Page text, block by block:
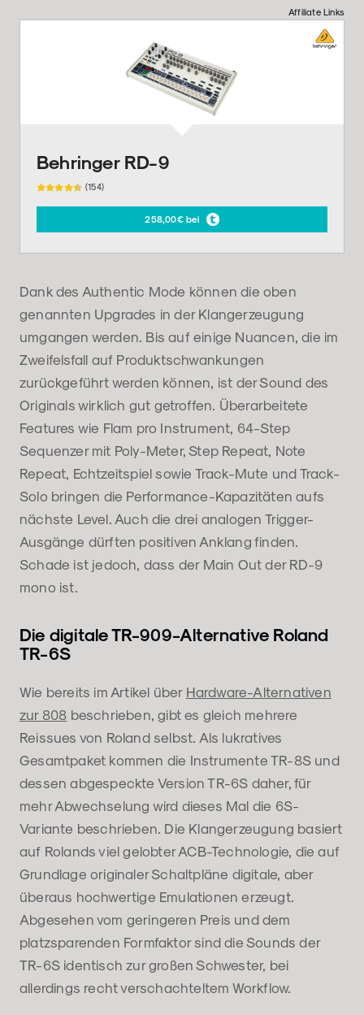
Affiliate Links
Behringer RD-9
(154)
258,00€ bei
Dank des Authentic Mode können die oben
genannten Upgrades in der Klangerzeugung
umgangen werden. Bis auf einige Nuancen, die im
Zweifelsfall auf Produktschwankungen
zurückgeführt werden können, ist der Sound des
Originals wirklich gut getroffen. Überarbeitete
Features wie Flam pro Instrument, 64-Step
Sequenzer mit Poly-Meter, Step Repeat, Note
Repeat, Echtzeitspiel sowie Track-Mute und Track-
Solo bringen die Performance-Kapazitäten aufs
nächste Level. Auch die drei analogen Trigger-
Ausgänge dürften positiven Anklang finden.
Schade ist jedoch, dass der Main Out der RD-9
mono ist.
Die digitale TR-909-Alternative Roland
TR-6S
Wie bereits im Artikel über Hardware-Alternativen
zur 808 beschrieben, gibt es gleich mehrere
Reissues von Roland selbst. Als lukratives
Gesamtpaket kommen die Instrumente TR-8S und
dessen abgespeckte Version TR-6S daher, für
mehr Abwechselung wird dieses Mal die 6S-
Variante beschrieben. Die Klangerzeugung basiert
auf Rolands viel gelobter ACB-Technologie, die auf
Grundlage originaler Schaltpläne digitale, aber
überaus hochwertige Emulationen erzeugt.
Abgesehen vom geringeren Preis und dem
platzsparenden Formfaktor sind die Sounds der
TR-6S identisch zur großen Schwester, bei
allerdings recht verschachteltem Workflow.